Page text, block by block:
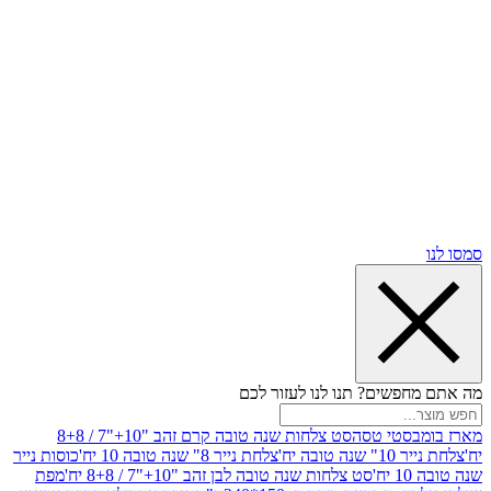
תנו לנו לעזור לכם
טסה
סט צלחות שנה טובה קרם זהב "10+"7 / 8+8
יח'
צלחת נייר 8" שנה טובה 10 יח'
כוסות נייר
סט צלחות שנה טובה לבן זהב "10+"7 / 8+8 יח'
מפת